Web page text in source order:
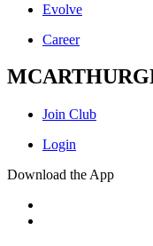
Evolve
Career
Join Club
Login
Download the App